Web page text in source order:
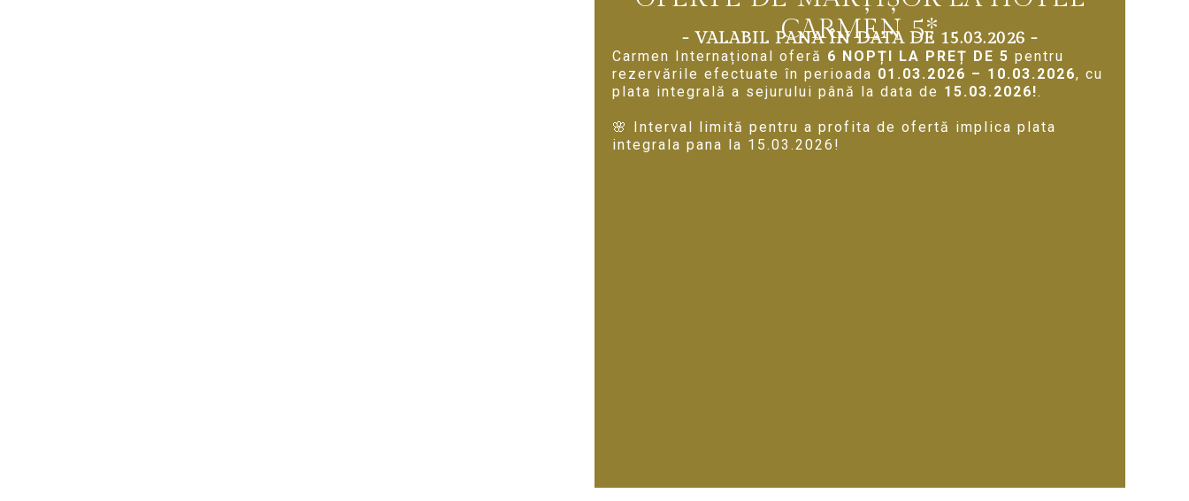
CARMEN 5*
- VALABIL PANA ÎN DATA DE 15.03.2026 -
Carmen Internațional oferă 6 NOPȚI LA PREȚ DE 5 pentru
rezervările efectuate în perioada 01.03.2026 – 10.03.2026, cu
plata integrală a sejurului până la data de 15.03.2026!.
🌸 Interval limită pentru a profita de ofertă implica plata
integrala pana la 15.03.2026!